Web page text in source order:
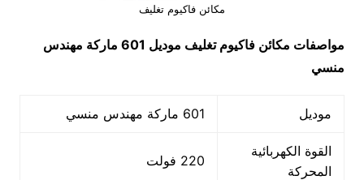
مكائن فاكيوم‎ تغليف
مواصفات مكائن فاكيوم تغليف
موديل 601 ماركة مهندس
منسي
موديل 601 ماركة مهندس منسي
القوة الكهربائية
المحركة
220 فولت